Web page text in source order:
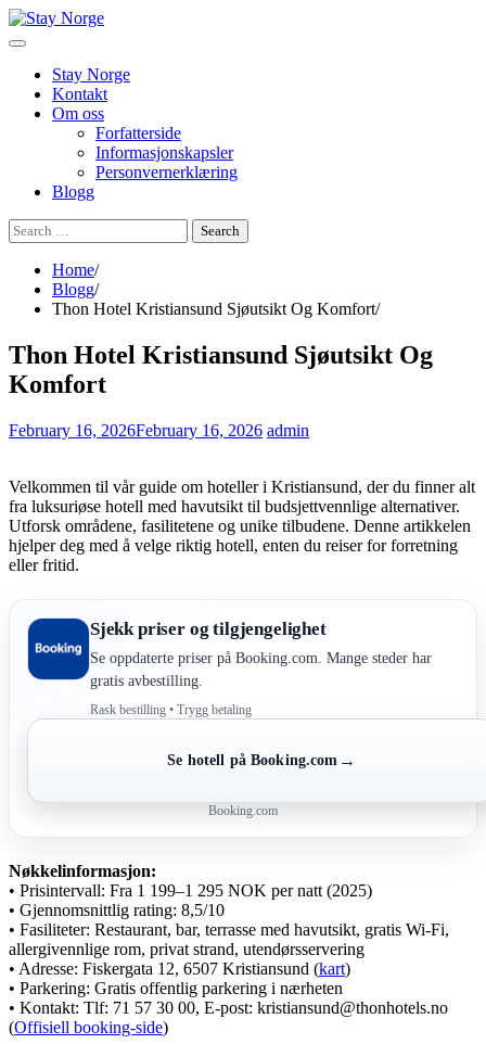
Skip
to
Stay Norge
Kontakt
Om oss
Forfatterside
Informasjonskapsler
Personvernerklæring
Blogg
Search
for:
Home
Blogg
Thon Hotel Kristiansund Sjøutsikt Og Komfort
Thon Hotel Kristiansund Sjøutsikt Og
Komfort
February 16, 2026February 16, 2026 admin
Velkommen til vår guide om hoteller i Kristiansund, der du finner alt
fra luksuriøse hotell med havutsikt til budsjettvennlige alternativer.
Utforsk områdene, fasilitetene og unike tilbudene. Denne artikkelen
hjelper deg med å velge riktig hotell, enten du reiser for forretning
eller fritid.
Sjekk priser og tilgjengelighet
Se oppdaterte priser på Booking.com. Mange steder har
gratis avbestilling.
Rask bestilling • Trygg betaling
Se hotell på Booking.com →
Booking.com
Nøkkelinformasjon:
• Prisintervall: Fra 1 199–1 295 NOK per natt (2025)
• Gjennomsnittlig rating: 8,5/10
• Fasiliteter: Restaurant, bar, terrasse med havutsikt, gratis Wi-Fi,
allergivennlige rom, privat strand, utendørsservering
• Adresse: Fiskergata 12, 6507 Kristiansund (kart)
• Parkering: Gratis offentlig parkering i nærheten
• Kontakt: Tlf: 71 57 30 00, E-post: kristiansund@thonhotels.no
(Offisiell booking-side)